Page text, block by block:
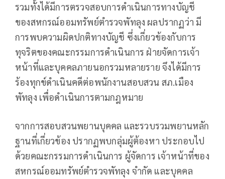
รวมทั้งได้มีการตรวจสอบการดำเนินการทางบัญชี
ของสหกรณ์ออมทรัพย์ตำรวจพัทลุง ผลปรากฏว่า มี
การพบความผิดปกติทางบัญชี ซึ่งเกี่ยวข้องกับการ
ทุจริตของคณะกรรมการดำเนินการ ฝ่ายจัดการเจ้า
หน้าที่และบุคคลภายนอกรวมหลายราย จึงได้มีการ
ร้องทุกข์ดำเนินคดีต่อพนักงานสอบสวน สภ.เมือง
พัทลุง เพื่อดำเนินการตามกฎหมาย
จากการสอบสวนพยานบุคคล และรวบรวมพยานหลัก
ฐานที่เกี่ยวข้อง ปรากฏพบกลุ่มผู้ต้องหา ประกอบไป
ด้วยคณะกรรมการดำเนินการ ผู้จัดการ เจ้าหน้าที่ของ
สหกรณ์ออมทรัพย์ตำรวจพัทลุง จำกัด และบุคคล